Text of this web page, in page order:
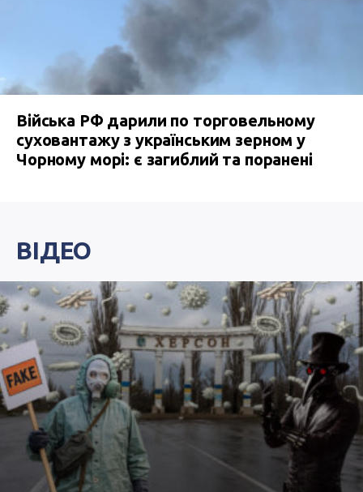
Війська РФ дарили по торговельному
суховантажу з українським зерном у
Чорному морі: є загиблий та поранені
ВІДЕО